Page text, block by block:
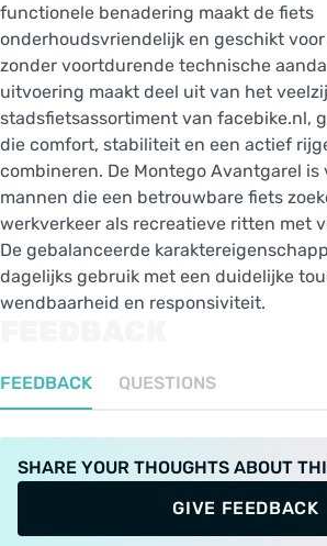
functionele benadering maakt de fiets
onderhoudsvriendelijk en geschikt
zonder voortdurende technische
uitvoering maakt deel uit van het
stadsfietsassortiment van facebike.nl,
die comfort, stabiliteit en een actief
combineren. De Montego Avantgarel
mannen die een betrouwbare fiets
werkverkeer als recreatieve ritten met
De gebalanceerde
dagelijks gebruik met een duidelijke
wendbaarheid en responsiviteit.
FEEDBACK QUESTIONS
SHARE YOUR THOUGHTS ABOUT
GIVE FEEDBACK